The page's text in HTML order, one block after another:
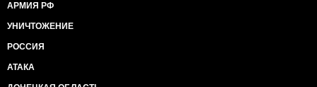
АРМИЯ РФ
УНИЧТОЖЕНИЕ
РОССИЯ
АТАКА